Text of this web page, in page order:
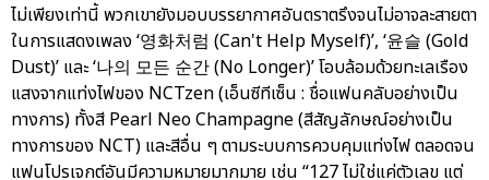
ไม่เพียงเท่านี้ พวกเขายังมอบบรรยากาศอันตราตรึงจนไม่อาจละสายตา
ในการแสดงเพลง ‘영화처럼 (Can't Help Myself)’, ‘윤슬 (Gold
Dust)’ และ ‘나의 모든 순간 (No Longer)’ โอบล้อมด้วยทะเลเรือง
แสงจากแท่งไฟของ NCTzen (เอ็นซีทีเซ็น : ชื่อแฟนคลับอย่างเป็น
ทางการ) ทั้งสี Pearl Neo Champagne (สีสัญลักษณ์อย่างเป็น
ทางการของ NCT) และสีอื่น ๆ ตามระบบการควบคุมแท่งไฟ ตลอดจน
แฟนโปรเจกต์อันมีความหมายมากมาย เช่น “127 ไม่ใช่แค่ตัวเลข แต่